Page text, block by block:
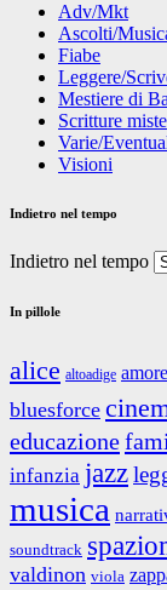
Adv/Mkt
Ascolti/
Fiabe
Leggere/
Mestiere di
Scritture miste
Varie/
Visioni
Indietro nel tempo
Indietro nel tempo
In pillole
alice altoadige amore
bluesforce
educazione
infanzia jazz
musica
soundtrack
valdinon viola